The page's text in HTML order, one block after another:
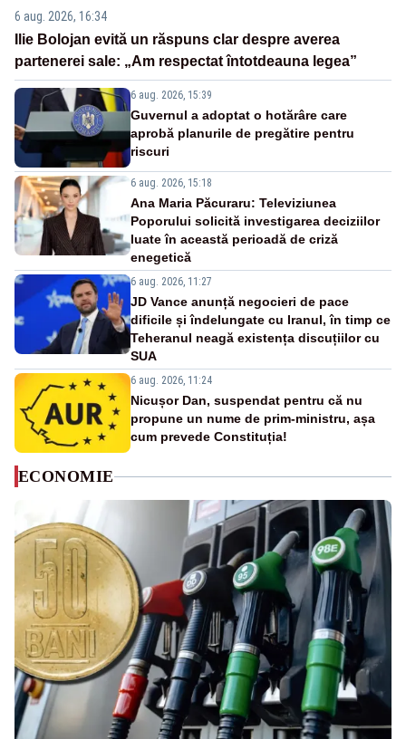
6 aug. 2026, 16:34
Ilie Bolojan evită un răspuns clar despre averea
partenerei sale: „Am respectat întotdeauna legea”
6 aug. 2026, 15:39
Guvernul a adoptat o hotărâre care
aprobă planurile de pregătire pentru
riscuri
6 aug. 2026, 15:18
Ana Maria Păcuraru: Televiziunea
Poporului solicită investigarea deciziilor
luate în această perioadă de criză
enegetică
6 aug. 2026, 11:27
JD Vance anunță negocieri de pace
dificile și îndelungate cu Iranul, în timp ce
Teheranul neagă existența discuțiilor cu
SUA
6 aug. 2026, 11:24
Nicușor Dan, suspendat pentru că nu
propune un nume de prim-ministru, așa
cum prevede Constituția!
ECONOMIE